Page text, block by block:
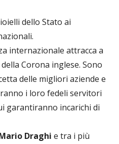
dello Stato ai
internazionale attracca a
Corona inglese. Sono
delle migliori aziende e
i loro fedeli servitori
garantiranno incarichi di
Draghi e tra i più